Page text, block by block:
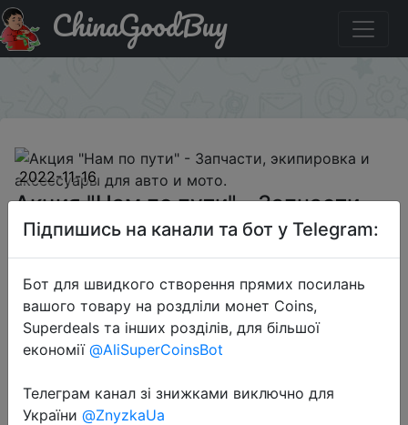
Знижка на Акция "Нам по пути" - Запчасти, экипировка
и аксессуары для авто и мото.
ChinaGoodBuy
2022-11-16
Акция "Нам по пути" - Запчасти,
экипировка и аксессуары для
авто и мото.
$11.11
Sale
Підпишись на канали та бот у Telegram:
Бот для швидкого створення прямих посилань
вашого товару на роздліли монет Coins,
Superdeals та інших розділів, для більшої
економії @AliSuperCoinsBot
Телеграм канал зі знижками виключно для
України @ZnyzkaUa